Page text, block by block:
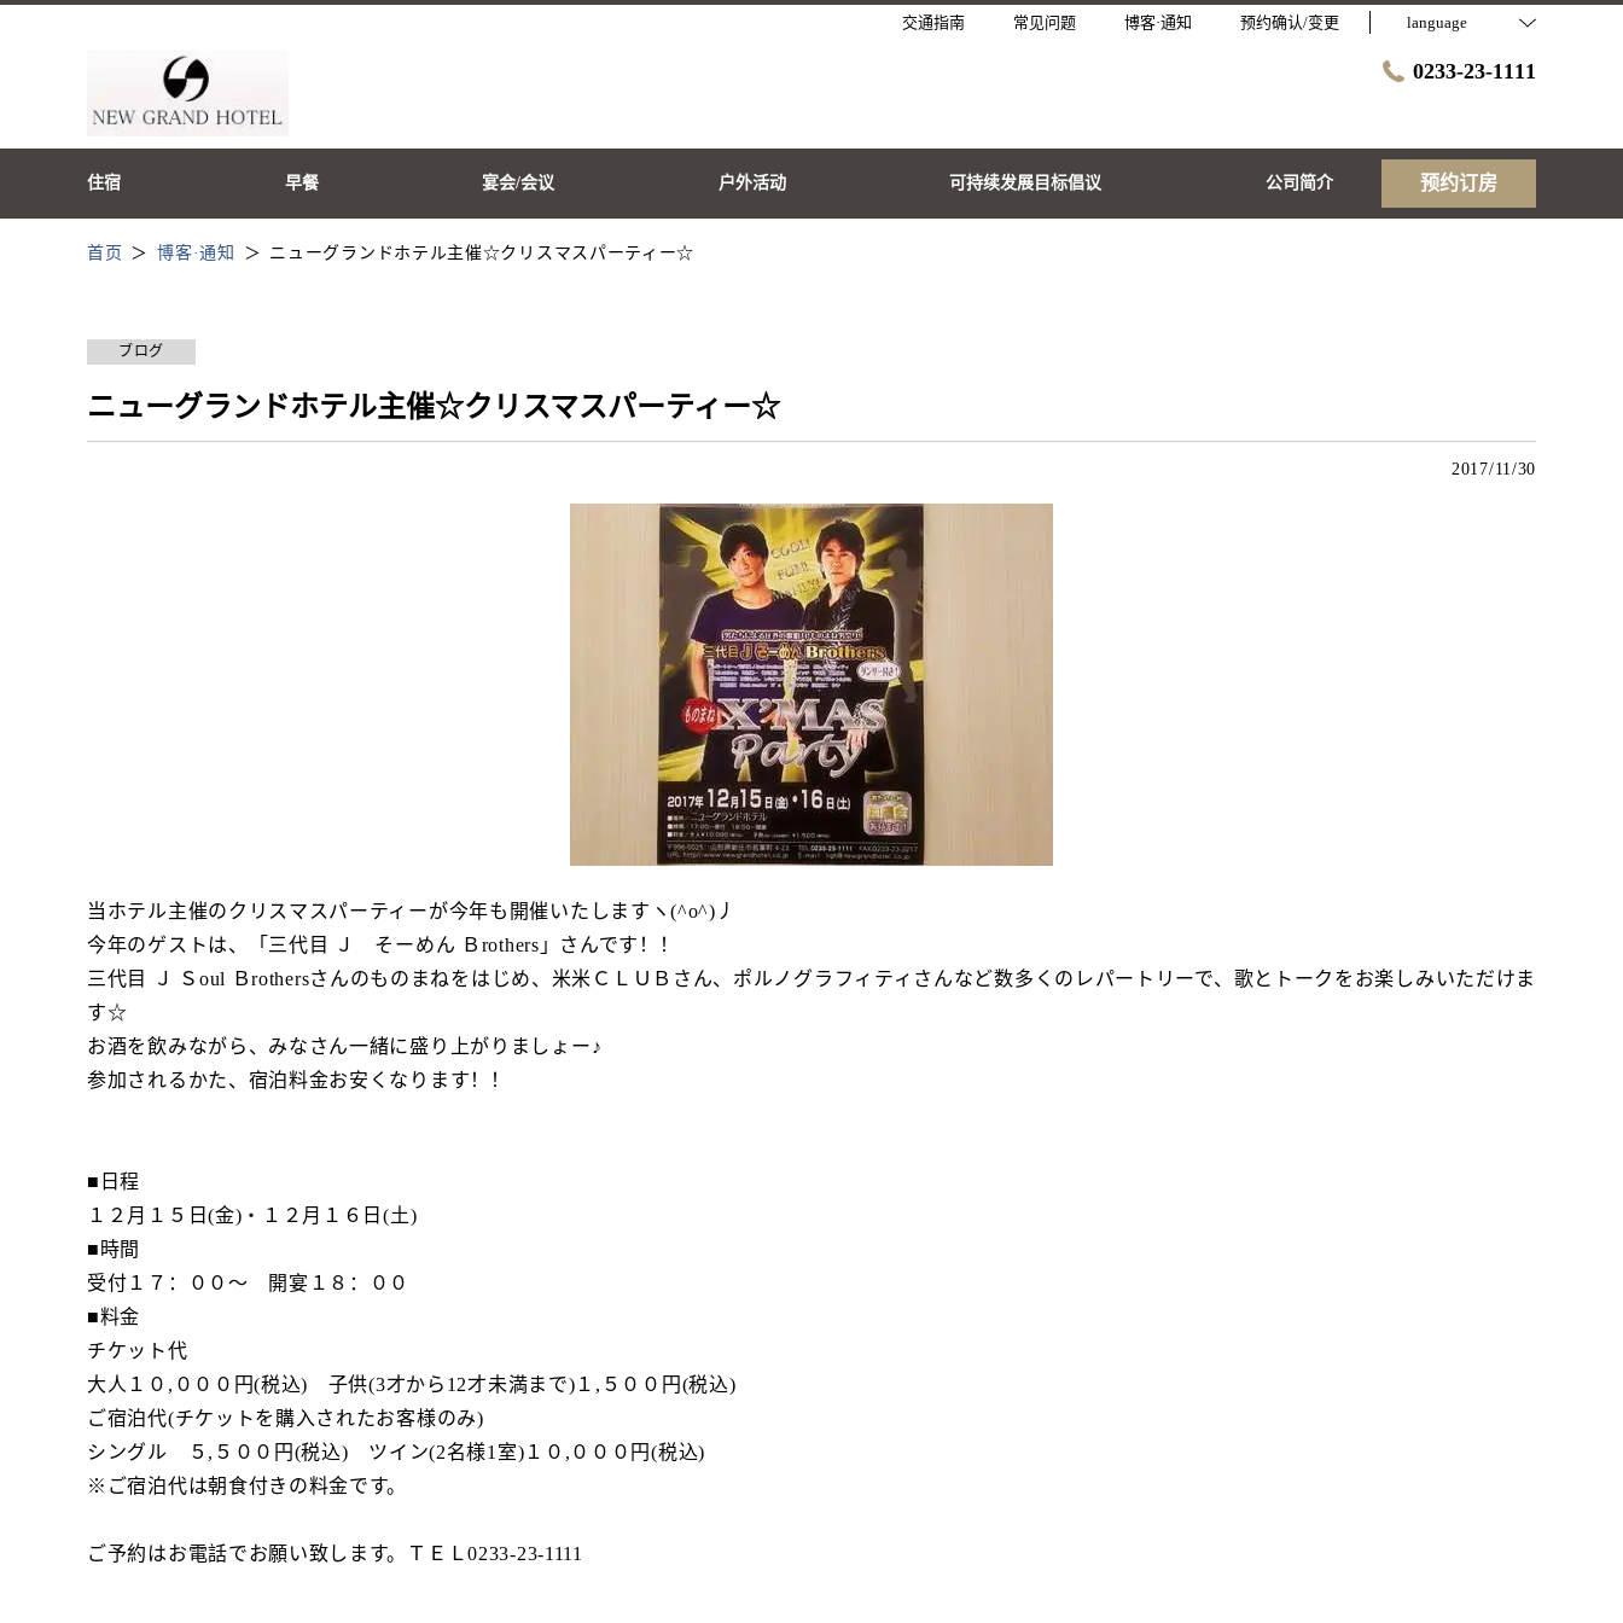
交通指南 常见问题 博客·通知 预约确认/变更 language
0233-23-1111
住宿 早餐 宴会/会议 户外活动 可持续发展目标倡议 公司简介 预约订房
首页 博客·通知 ニューグランドホテル主催☆クリスマスパーティー☆
ブログ
ニューグランドホテル主催☆クリスマスパーティー☆
2017/11/30
当ホテル主催のクリスマスパーティーが今年も開催いたしますヽ(^o^)丿
今年のゲストは、「三代目 Ｊ そーめん Ｂrothers」さんです！！
三代目 Ｊ Ｓoul Ｂrothersさんのものまねをはじめ、米米ＣＬＵＢさん、ポルノグラフィティさんなど数多くのレパートリーで、歌とトークをお楽しみいただけま
す☆
お酒を飲みながら、みなさん一緒に盛り上がりましょー♪
参加されるかた、宿泊料金お安くなります！！
■日程
１２月１５日(金)・１２月１６日(土)
■時間
受付１７：００～ 開宴１８：００
■料金
チケット代
大人１０,０００円(税込) 子供(3才から12才未満まで)１,５００円(税込)
ご宿泊代(チケットを購入されたお客様のみ)
シングル ５,５００円(税込) ツイン(2名様1室)１０,０００円(税込)
※ご宿泊代は朝食付きの料金です。
ご予約はお電話でお願い致します。ＴＥＬ0233-23-1111